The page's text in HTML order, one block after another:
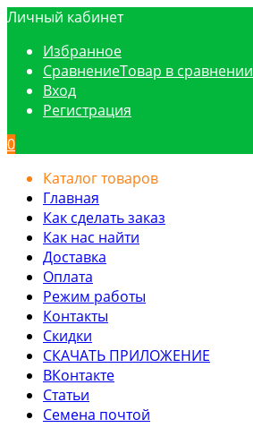
Личный кабинет
Избранное
СравнениеТовар в сравнении
Вход
Регистрация
0
Каталог товаров
Главная
Как сделать заказ
Как нас найти
Доставка
Оплата
Режим работы
Контакты
Скидки
СКАЧАТЬ ПРИЛОЖЕНИЕ
ВКонтакте
Статьи
Семена почтой